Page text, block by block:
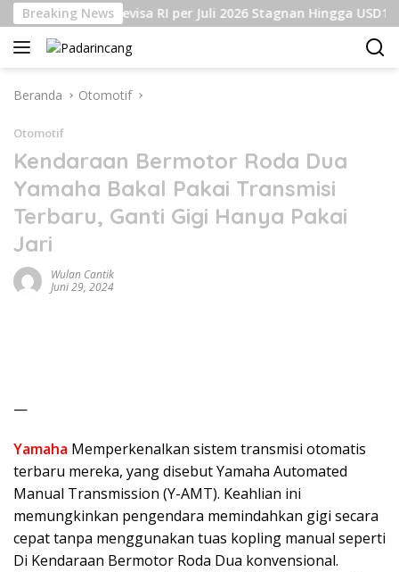
Langsung
ke
konten
Breaking News
Devisa RI per Juli 2026 Stagnan Hingga USD145
Beranda Otomotif
Otomotif
Kendaraan Bermotor Roda Dua
Yamaha Bakal Pakai Transmisi
Terbaru, Ganti Gigi Hanya Pakai
Jari
Wulan Cantik
Juni 29, 2024
—
Yamaha Memperkenalkan sistem transmisi otomatis
terbaru mereka, yang disebut Yamaha Automated
Manual Transmission (Y-AMT). Keahlian ini
memungkinkan pengendara memindahkan gigi secara
cepat tanpa menggunakan tuas kopling manual seperti
Di Kendaraan Bermotor Roda Dua konvensional.